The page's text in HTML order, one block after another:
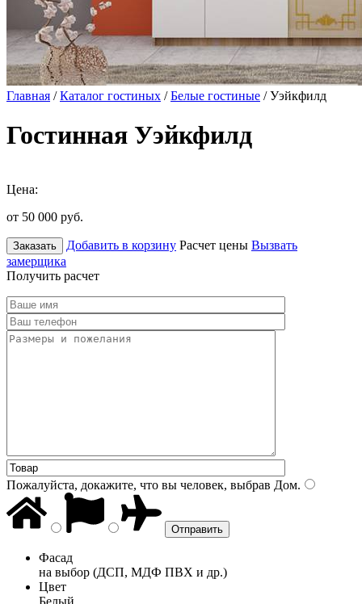
Главная /Каталог гостиных /Белые гостиные / Уэйкфилд
Гостинная Уэйкфилд
Цена:
от 50 000 руб.
Заказать Добавить в корзину Расчет цены Вызвать
замерщика
Получить расчет
Пожалуйста, докажите, что вы человек, выбрав Дом.
Фасад
на выбор (ДСП, МДФ ПВХ и др.)
Цвет
Белый